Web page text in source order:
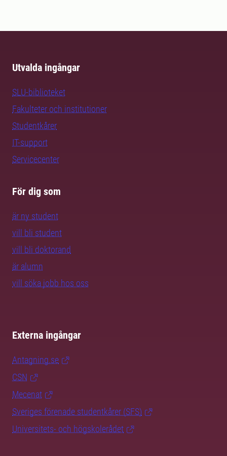
Utvalda ingångar
SLU-biblioteket
Fakulteter och institutioner
Studentkårer
IT-support
Servicecenter
För dig som
är ny student
vill bli student
vill bli doktorand
är alumn
vill söka jobb hos oss
Externa ingångar
Antagning.se
CSN
Mecenat
Sveriges förenade studentkårer (SFS)
Universitets- och högskolerådet